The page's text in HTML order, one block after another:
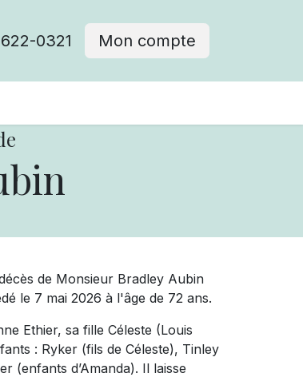
0321 Mon compte
de Monsieur Bradley Aubin
le 7 mai 2026 à l'âge de 72 ans.
Ethier, sa fille Céleste (Louis
: Ryker (fils de Céleste), Tinley
(enfants d’Amanda). Il laisse